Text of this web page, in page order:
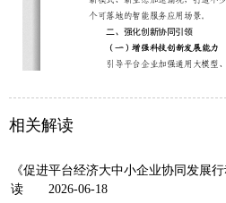
相关解读
《促进平台经济大中小企业协同发展
读
2026-06-18